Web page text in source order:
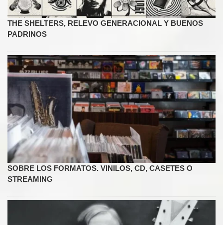
THE SHELTERS, RELEVO GENERACIONAL Y BUENOS
PADRINOS
SOBRE LOS FORMATOS. VINILOS, CD, CASETES O
STREAMING